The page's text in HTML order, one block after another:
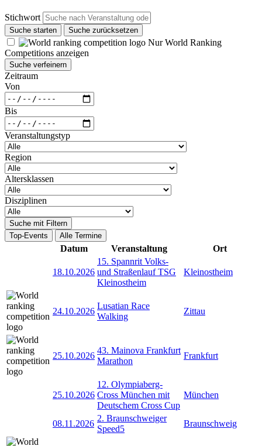
Stichwort
Suche starten Suche zurücksetzen
Nur World Ranking
Competitions anzeigen
Suche verfeinern
Zeitraum
Von
Bis
Veranstaltungstyp
Region
Altersklassen
Disziplinen
Suche mit Filtern
Top-Events
Alle Termine
Datum Veranstaltung Ort
18.10.2026
15. Spannrit Volks-
und Straßenlauf TSG
Kleinostheim
Kleinostheim
24.10.2026
Lusatian Race
Walking
Zittau
25.10.2026
43. Mainova Frankfurt
Marathon
Frankfurt
25.10.2026
12. Olympiaberg-
Cross München mit
Deutschem Cross Cup
München
08.11.2026
2. Braunschweiger
Speed5
Braunschweig